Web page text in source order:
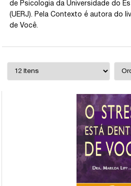
de Psicologia da Universidade do
(UERJ). Pela Contexto é autora do
de Você.